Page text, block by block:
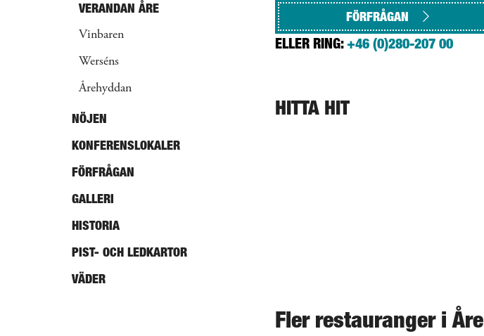
FÖRFRÅGAN
ELLER RING: +46 (0)280-207 00
HITTA HIT
Fler restauranger i Åre
VERANDAN ÅRE
Vinbaren
Werséns
Årehyddan
NÖJEN
KONFERENSLOKALER
FÖRFRÅGAN
GALLERI
HISTORIA
PIST- OCH LEDKARTOR
VÄDER